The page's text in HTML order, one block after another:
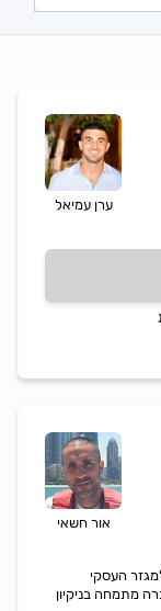
ערן עמיאל
אור חשאי
העסקי
מתמחה בניקיון